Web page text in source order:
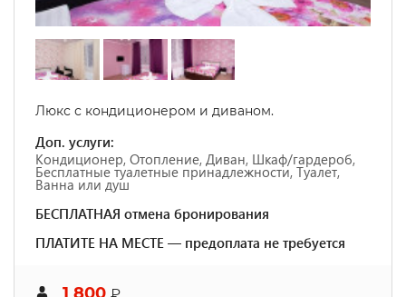
Люкс с кондиционером и диваном.
Доп. услуги:
Кондиционер, Отопление, Диван, Шкаф/гардероб,
Бесплатные туалетные принадлежности, Туалет,
Ванна или душ
БЕСПЛАТНАЯ отмена бронирования
ПЛАТИТЕ НА МЕСТЕ — предоплата не требуется